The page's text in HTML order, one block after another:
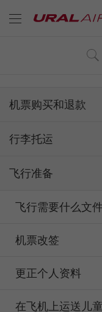
机票购买和退款
行李托运
飞行准备
飞行需要什么文
机票改签
更正个人资料
在飞机上运送儿